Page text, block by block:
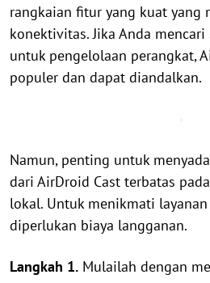
rangkaian fitur yang kuat yang
konektivitas. Jika Anda
untuk pengelolaan perangkat,
populer dan dapat diandalkan.
Namun, penting untuk
dari AirDroid Cast terbatas
lokal. Untuk menikmati
diperlukan biaya langganan.
Langkah 1. Mulailah dengan